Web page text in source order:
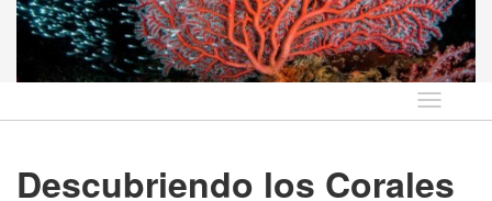
Idioma
Descubriendo los Corales